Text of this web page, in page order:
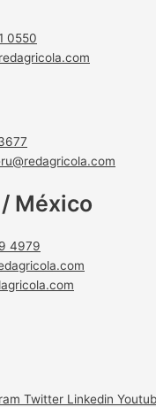
0550
México
4979
Twitter Linkedin